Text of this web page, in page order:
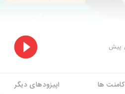
کامنت ها اپیزودهای دیگر